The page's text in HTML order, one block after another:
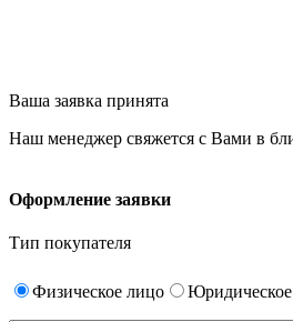
Ваша заявка принята
Наш менеджер свяжется с Вами в
Оформление заявки
Тип покупателя
Физическое лицо